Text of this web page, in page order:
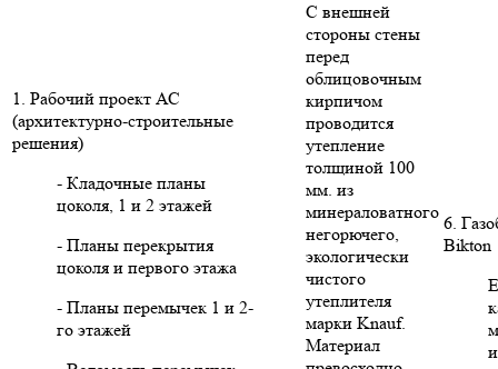
1. Рабочий проект АС
(архитектурно-строительные
решения)
- Кладочные планы
цоколя, 1 и 2 этажей
- Планы перекрытия
цоколя и первого этажа
- Планы перемычек 1 и 2-
го этажей
С внешней
стороны стены
перед
облицовочным
кирпичом
проводится
утепление
толщиной 100
мм. из
минераловатного
негорючего,
экологически
чистого
утеплителя
марки Knauf.
Материал
6.
Bikton